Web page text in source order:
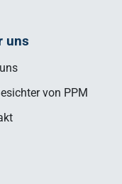
uns
von PPM